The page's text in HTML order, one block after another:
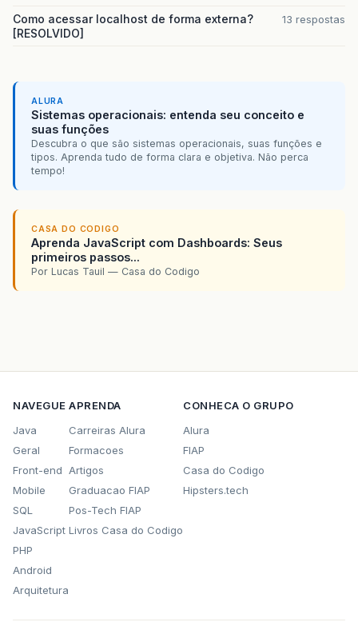
Como acessar localhost de forma externa?
[RESOLVIDO]
13 respostas
ALURA
Sistemas operacionais: entenda seu conceito e
suas funções
Descubra o que são sistemas operacionais, suas funções e
tipos. Aprenda tudo de forma clara e objetiva. Não perca
tempo!
CASA DO CODIGO
Aprenda JavaScript com Dashboards: Seus
primeiros passos...
Por Lucas Tauil — Casa do Codigo
NAVEGUE
Java
Geral
Front-end
Mobile
SQL
JavaScript
PHP
Android
Arquitetura
APRENDA
Carreiras Alura
Formacoes
Artigos
Graduacao FIAP
Pos-Tech FIAP
Livros Casa do Codigo
CONHECA O GRUPO
Alura
FIAP
Casa do Codigo
Hipsters.tech